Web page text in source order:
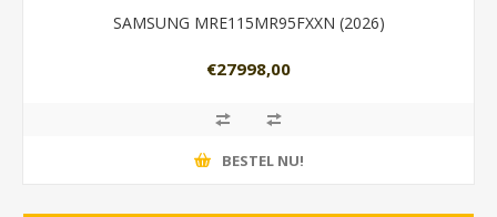
SAMSUNG MRE115MR95FXXN (2026)
€27998,00
BESTEL NU!